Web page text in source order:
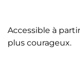
Accessible à
plus courageux.